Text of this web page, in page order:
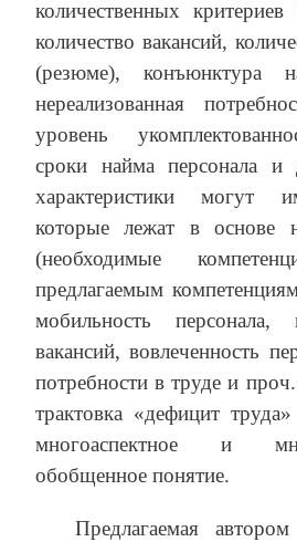
количественных
количество вакансий,
(резюме), конъюнктура
нереализованная
уровень
сроки найма персонала и
характеристики могут
которые лежат в основе
(необходимые
предлагаемым
мобильность
вакансий, вовлеченность
потребности в труде и
трактовка «дефицит труда»
многоаспектное и
обобщенное понятие.
Предлагаемая